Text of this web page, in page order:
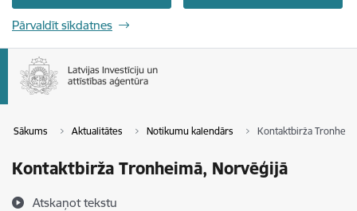
Pārvaldīt sīkdatnes
Sākums Aktualitātes Notikumu kalendārs Kontaktbirža
Kontaktbirža Tronheimā, Norvēģijā
Atskaņot tekstu